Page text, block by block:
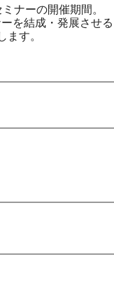
ナーの開催期間。
成・発展させる
す。